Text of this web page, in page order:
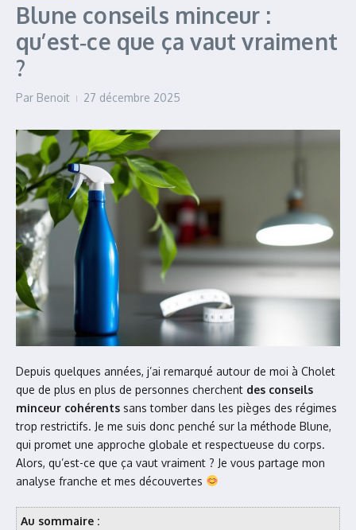
Blune conseils minceur :
qu’est‑ce que ça vaut vraiment
?
Par Benoit 27 décembre 2025
Depuis quelques années, j’ai remarqué autour de moi à Cholet
que de plus en plus de personnes cherchent des conseils
minceur cohérents sans tomber dans les pièges des régimes
trop restrictifs. Je me suis donc penché sur la méthode Blune,
qui promet une approche globale et respectueuse du corps.
Alors, qu’est-ce que ça vaut vraiment ? Je vous partage mon
analyse franche et mes découvertes
Au sommaire :